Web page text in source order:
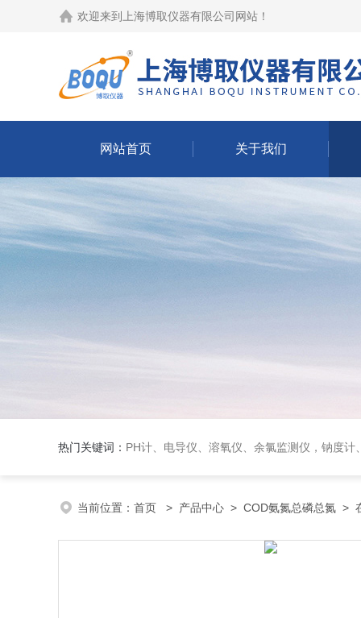
欢迎来到 上海博取仪器有限公司网站 ！
网站首页 关于我们
热门关键词： PH计、电导仪、溶氧仪、余氯监测仪，钠度计、酸碱浓度计、
当前位置： 首页 > 产品中心 > COD氨氮总磷总氮 >